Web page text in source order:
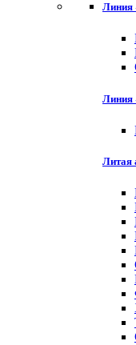
Линия
Линия
Литая